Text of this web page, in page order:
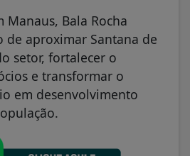
Manaus, Bala Rocha
de aproximar Santana de
setor, fortalecer o
e transformar o
em desenvolvimento